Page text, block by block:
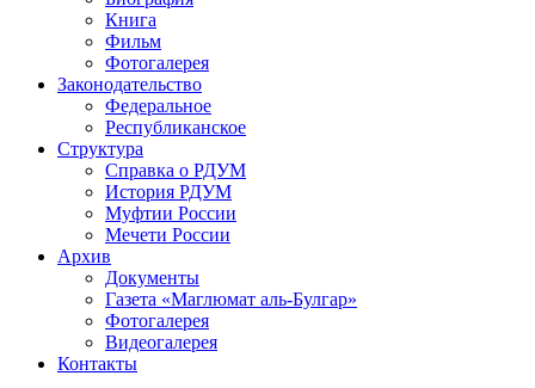
Книга
Фильм
Фотогалерея
Законодательство
Федеральное
Республиканское
Структура
Справка о РДУМ
История РДУМ
Муфтии России
Мечети России
Архив
Документы
Газета «Маглюмат аль-Булгар»
Фотогалерея
Видеогалерея
Контакты